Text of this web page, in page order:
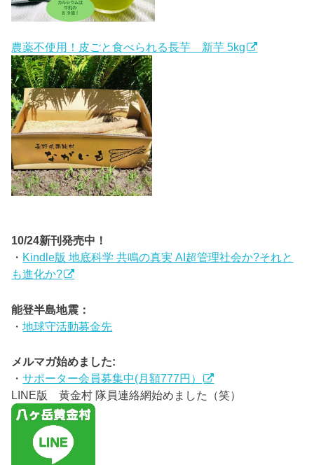
農薬不使用！皮ごと食べられる長芋 新芋 5kg
10/24新刊発売中！
・ Kindle版 地底科学 共鳴の真実 AI超管理社会か?それと
も進化か?
能登半島地震：
・地球守活動募金先
メルマガ始めました:
・サポーター会員募集中(月額777円）
LINE版 黄金村 隊員連絡網始めました（笑）